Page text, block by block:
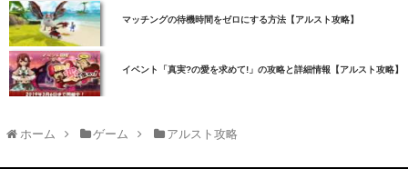
マッチングの待機時間をゼロにする方法【アルスト攻略】
イベント「真実?の愛を求めて!」の攻略と詳細情報【アルスト攻略】
ホーム ゲーム アルスト攻略